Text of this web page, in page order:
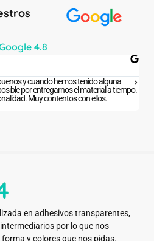
4.8
que hacen un trabajo impecable y
excelente. Me han dejado mi coche
en adhesivos transparentes,
por lo que nos
y colores que nos pidas.